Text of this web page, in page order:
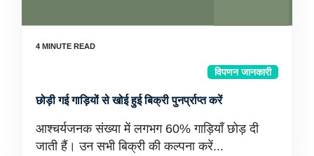
विपणन जानकारी
छोड़ी गई गाड़ियों से खोई हुई बिक्री पुनर्प्राप्त करें
आश्चर्यजनक संख्या में लगभग 60% गाड़ियाँ छोड़ दी
जाती हैं। उन सभी बिक्री की कल्पना करें...